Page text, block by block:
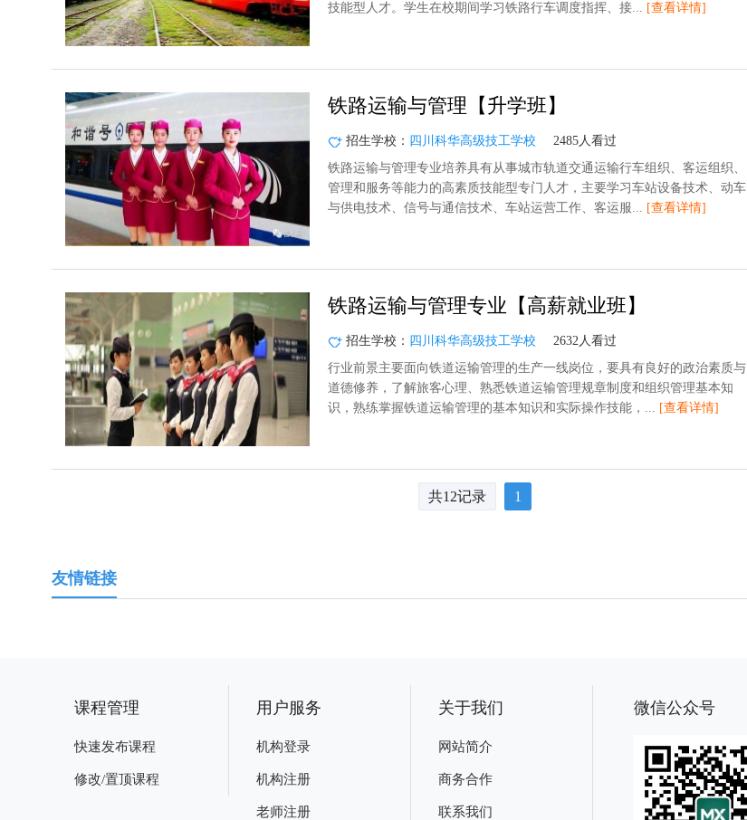
技能型人才。学生在校期间学习铁路行车调度指挥、接... [查看详情]
铁路运输与管理【升学班】
招生学校： 四川科华高级技工学校
2485人看过
铁路运输与管理专业培养具有从事城市轨道交通运输行车组织、客运组织、
管理和服务等能力的高素质技能型专门人才，主要学习车站设备技术、动车
与供电技术、信号与通信技术、车站运营工作、客运服... [查看详情]
铁路运输与管理专业【高薪就业班】
招生学校： 四川科华高级技工学校
2632人看过
行业前景主要面向铁道运输管理的生产一线岗位，要具有良好的政治素质与
道德修养，了解旅客心理、熟悉铁道运输管理规章制度和组织管理基本知
识，熟练掌握铁道运输管理的基本知识和实际操作技能，... [查看详情]
共12记录 1
友情链接
课程管理
快速发布课程
修改/置顶课程
用户服务
机构登录
机构注册
老师注册
关于我们
网站简介
商务合作
联系我们
微信公众号